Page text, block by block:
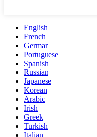
English
French
German
Portuguese
Spanish
Russian
Japanese
Korean
Arabic
Irish
Greek
Turkish
Italian